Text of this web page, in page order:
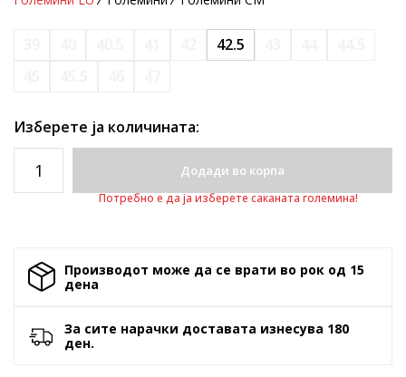
42.5
Изберете ја количината:
Додади во корпа
Потребно е да ја изберете саканата големина!
Производот може да се врати во рок од 15
денa
За сите нарачки доставата изнесува 180
ден.